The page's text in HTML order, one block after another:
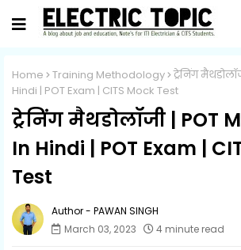
Home Training Methodology ट्रेनिंग
Hindi | POT Exam | CITS Mock Test
ट्रेनिंग मैथडोलॉजी | POT
In Hindi | POT Exam |
Test
PAWAN SINGH
March 03, 2023
4 minute read